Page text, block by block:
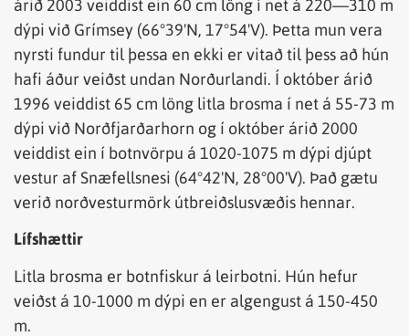
árið 2003 veiddist ein 60 cm löng í net á 220—310 m
dýpi við Grímsey (66°39'N, 17°54'V). Þetta mun vera
nyrsti fundur til þessa en ekki er vitað til þess að hún
hafi áður veiðst undan Norðurlandi. Í október árið
1996 veiddist 65 cm löng litla brosma í net á 55-73 m
dýpi við Norðfjarðarhorn og í október árið 2000
veiddist ein í botnvörpu á 1020-1075 m dýpi djúpt
vestur af Snæfellsnesi (64°42'N, 28°00'V). Það gætu
verið norðvesturmörk útbreiðslusvæðis hennar.
Lífshættir
Litla brosma er botnfiskur á leirbotni. Hún hefur
veiðst á 10-1000 m dýpi en er algengust á 150-450
m.